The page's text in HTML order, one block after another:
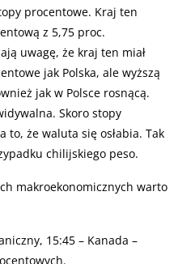
procentowe. Kraj ten
z 5,75 proc.
uwagę, że kraj ten miał
jak Polska, ale wyższą
jak w Polsce rosnącą.
Skoro stopy
to, że waluta się osłabia. Tak
chilijskiego peso.
makroekonomicznych warto
15:45 – Kanada –